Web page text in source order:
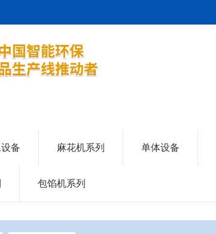
备 麻花机系列 单体设备
包馅机系列